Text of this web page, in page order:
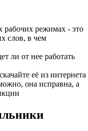
рабочих режимах - это
слов, в чем
ли от нее работать
её из интернета
она исправна, а